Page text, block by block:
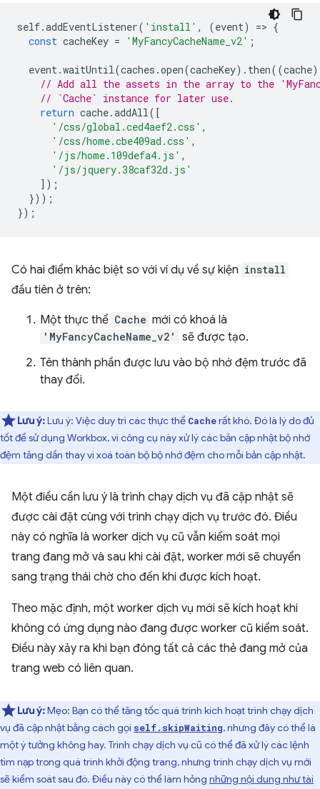
self.addEventListener( 'install' , (event) => {
const cacheKey = 'MyFancyCacheName_v2' ;
event.waitUntil(caches .open(cacheKey). then((cache)
// Add all the assets in the array to the
// `Cache` instance for later use.
return cache.addAll([
'/css/global.ced4aef2.css' ,
'/css/home.cbe409ad.css' ,
'/js/home.109defa4.js' ,
'/js/jquery.38caf32d.js'
]);
}));
});
Có hai điểm khác biệt so với ví dụ về sự kiện install
đầu tiên ở trên:
Một thực thể Cache mới có khoá là
'MyFancyCacheName_v2'
sẽ được tạo.
Tên thành phần được lưu vào bộ nhớ đệm trước đã
thay đổi.
Lưu ý:Lưu ý: Việc duy trì các thực thể Cacherất khó. Đó là lý do đủ
tốt để sử dụng Workbox, vì công cụ này xử lý các bản cập nhật bộ nhớ
đệm tăng dần thay vì xoá toàn bộ bộ nhớ đệm cho mỗi bản cập nhật.
Một điều cần lưu ý là trình chạy dịch vụ đã cập nhật sẽ
được cài đặt cùng với trình chạy dịch vụ trước đó. Điều
này có nghĩa là worker dịch vụ cũ vẫn kiểm soát mọi
trang đang mở và sau khi cài đặt, worker mới sẽ chuyển
sang trạng thái chờ cho đến khi được kích hoạt.
Theo mặc định, một worker dịch vụ mới sẽ kích hoạt khi
không có ứng dụng nào đang được worker cũ kiểm soát.
Điều này xảy ra khi bạn đóng tất cả các thẻ đang mở của
trang web có liên quan.
Lưu ý:Mẹo: Bạn có thể tăng tốc quá trình kích hoạt trình chạy dịch
vụ đã cập nhật bằng cách gọi self.skipWaiting, nhưng đây có thể là
một ý tưởng không hay. Trình chạy dịch vụ cũ có thể đã xử lý các lệnh
tìm nạp trong quá trình khởi động trang, nhưng trình chạy dịch vụ mới
sẽ kiểm soát sau đó. Điều này có thể làm hỏng những nội dung như tài